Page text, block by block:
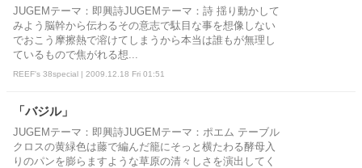
JUGEMテーマ：即興詩JUGEMテーマ：詩 揺り動かして
みよう脳幹から伝わるその意志で駄目な事を想像しない
でおこう摩擦熱で溶けてしまうから本当は誰もが無理し
ているもので焦がれる想...
REEF's 38special | 2009.12.18 Fri 01:51
「バジル」
JUGEMテーマ：即興詩JUGEMテーマ：ポエム テーブル
クロスの黄緑色は藤で編んだ籠にそっと横たわる酵母入
りのパンを膨らますような草原の清々しさを演出してく